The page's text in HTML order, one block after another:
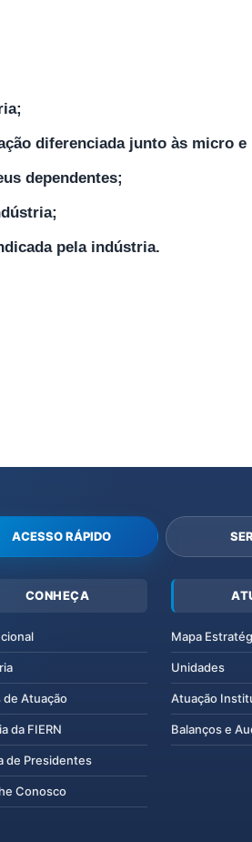
diferenciada junto às micro e
dependentes;
pela indústria.
ACESSO RÁPIDO
CONHEÇA
de Atuação
da FIERN
de Presidentes
Conosco
Mapa
Unidades
Atuação
Balanços e